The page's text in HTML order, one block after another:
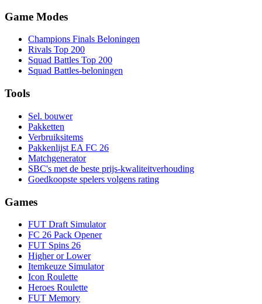
Game Modes
Champions Finals Beloningen
Rivals Top 200
Squad Battles Top 200
Squad Battles-beloningen
Tools
Sel. bouwer
Pakketten
Verbruiksitems
Pakkenlijst EA FC 26
Matchgenerator
SBC's met de beste prijs-kwaliteitverhouding
Goedkoopste spelers volgens rating
Games
FUT Draft Simulator
FC 26 Pack Opener
FUT Spins 26
Higher or Lower
Itemkeuze Simulator
Icon Roulette
Heroes Roulette
FUT Memory